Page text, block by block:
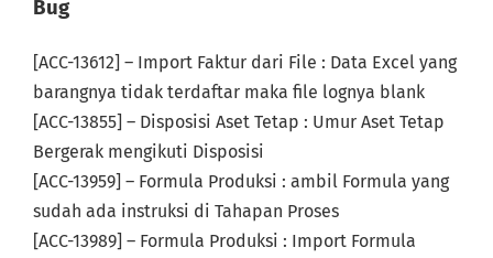
Bug
[ACC-13612] – Import Faktur dari File : Data Excel yang
barangnya tidak terdaftar maka file lognya blank
[ACC-13855] – Disposisi Aset Tetap : Umur Aset Tetap
Bergerak mengikuti Disposisi
[ACC-13959] – Formula Produksi : ambil Formula yang
sudah ada instruksi di Tahapan Proses
[ACC-13989] – Formula Produksi : Import Formula